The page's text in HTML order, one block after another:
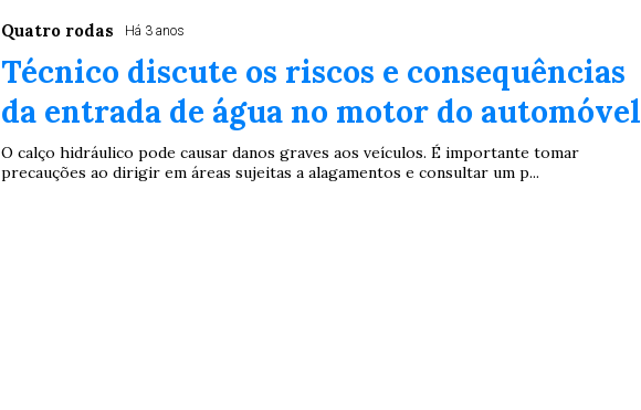
Quatro rodas Há 3 anos
Técnico discute os riscos e consequências
da entrada de água no motor do automóvel
O calço hidráulico pode causar danos graves aos veículos. É importante tomar
precauções ao dirigir em áreas sujeitas a alagamentos e consultar um p...